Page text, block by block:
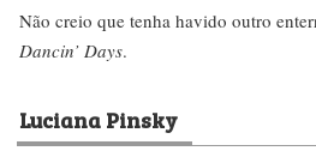
Não creio que tenha havido outro
Dancin’ Days.
Luciana Pinsky